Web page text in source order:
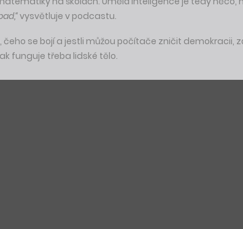
vysvětluje v podcastu.
se bojí a jestli můžou počítače zničit demokracii,
funguje třeba lidské tělo.